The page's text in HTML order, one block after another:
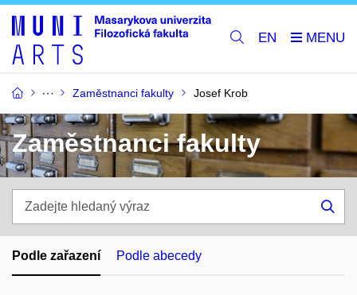
EN
Zaměstnanci fakulty Josef Krob
Zaměstnanci fakulty
hledaný
výraz
Podle zařazení Podle abecedy